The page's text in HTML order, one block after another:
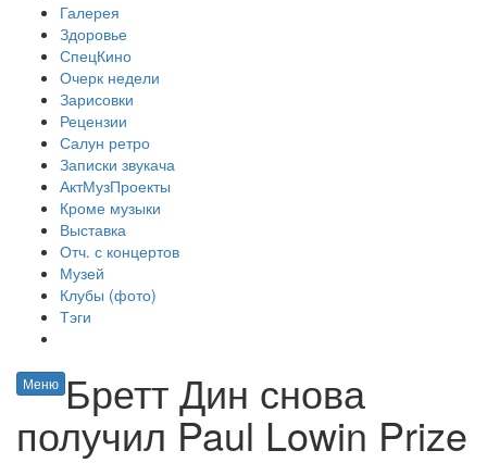
Галерея
Здоровье
СпецКино
Очерк недели
Зарисовки
Рецензии
Салун ретро
Записки звукача
АктМузПроекты
Кроме музыки
Выставка
Отч. с концертов
Музей
Клубы (фото)
Тэги
Меню Бретт Дин снова
получил Paul Lowin Prize